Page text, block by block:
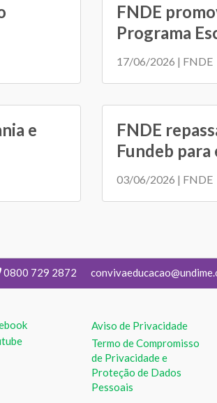
FNDE
Programa
17/06/2026 | FNDE
e
FNDE
Fundeb para
03/06/2026 | FNDE
0800 729 2872
Aviso de Privacidade
Termo de Compromisso
de Privacidade e
Proteção de Dados
Pessoais